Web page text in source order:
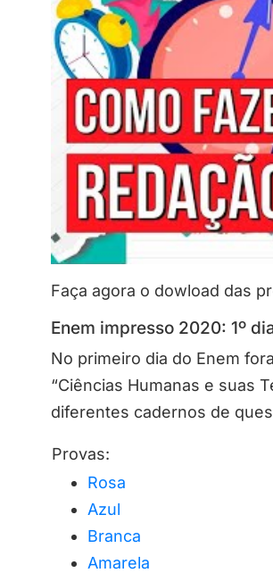
Faça agora o dowload das
Enem impresso 2020: 1º
No primeiro dia do Enem
“Ciências Humanas e suas
diferentes cadernos de
Provas:
Rosa
Azul
Branca
Amarela